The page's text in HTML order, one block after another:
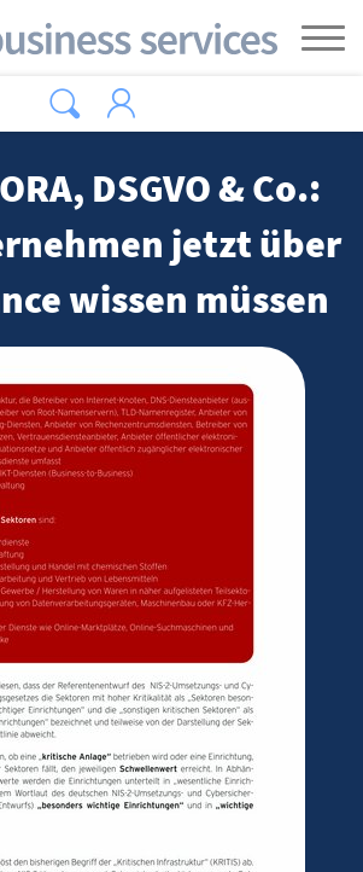
DSGVO & Co.:
jetzt über
wissen müssen